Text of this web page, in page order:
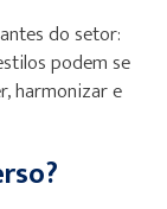
do setor:
podem se
harmonizar e